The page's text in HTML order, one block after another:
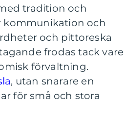
tradition och
kommunikation och
och pittoreska
frodas tack vare
förvaltning.
, utan snarare en
för små och stora